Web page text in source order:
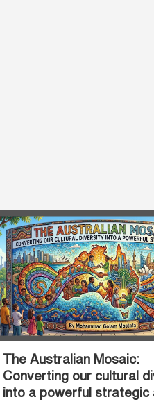
The Australian Mosaic:
Converting our cultural
into a powerful strategic